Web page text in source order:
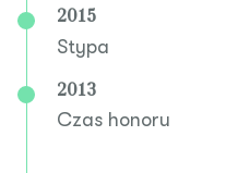
2015
Stypa
2013
Czas honoru